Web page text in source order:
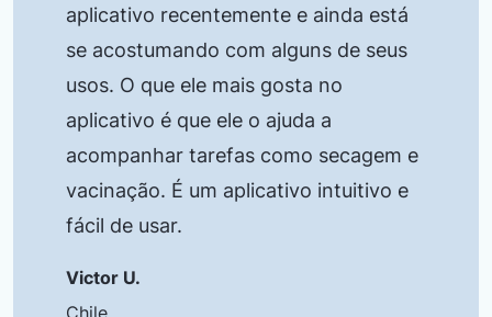
aplicativo recentemente e ainda está
se acostumando com alguns de seus
usos. O que ele mais gosta no
aplicativo é que ele o ajuda a
acompanhar tarefas como secagem e
vacinação. É um aplicativo intuitivo e
fácil de usar.
Victor U.